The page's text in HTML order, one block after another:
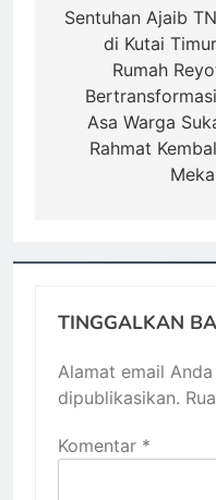
pos
Sentuhan Ajaib
di Kutai
Rumah
Asa Warga
Rahmat
TINGGALKAN
Alamat email
dipublikasikan.
Komentar *